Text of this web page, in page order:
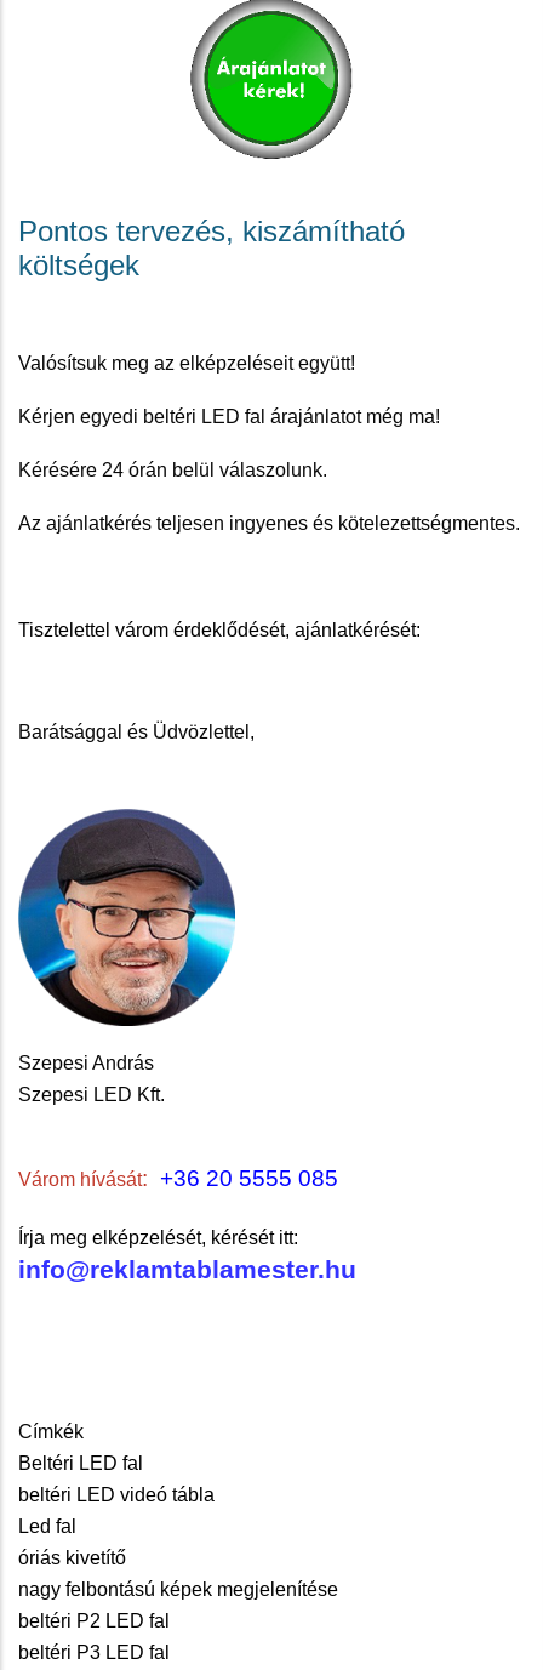
Pontos tervezés, kiszámítható
költségek
Valósítsuk meg az elképzeléseit együtt!
Kérjen egyedi beltéri LED fal árajánlatot még ma!
Kérésére 24 órán belül válaszolunk.
Az ajánlatkérés teljesen ingyenes és kötelezettségmentes.
Tisztelettel várom érdeklődését, ajánlatkérését:
Barátsággal és Üdvözlettel,
Szepesi András
Szepesi LED Kft.
Várom hívását: +36 20 5555 085
Írja meg elképzelését, kérését itt:
info@reklamtablamester.hu
Címkék
Beltéri LED fal
beltéri LED videó tábla
Led fal
óriás kivetítő
nagy felbontású képek megjelenítése
beltéri P2 LED fal
beltéri P3 LED fal